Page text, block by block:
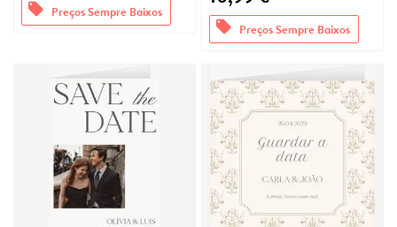
offers Preços Sempre Baixos
offers Preços Sempre Baixos